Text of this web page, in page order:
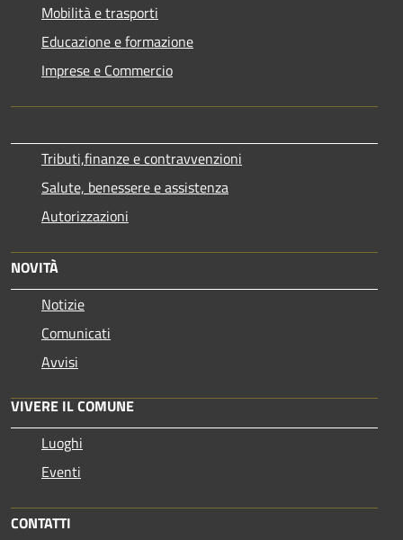
Mobilità e trasporti
Educazione e formazione
Imprese e Commercio
Tributi,finanze e contravvenzioni
Salute, benessere e assistenza
Autorizzazioni
NOVITÀ
Notizie
Comunicati
Avvisi
VIVERE IL COMUNE
Luoghi
Eventi
CONTATTI